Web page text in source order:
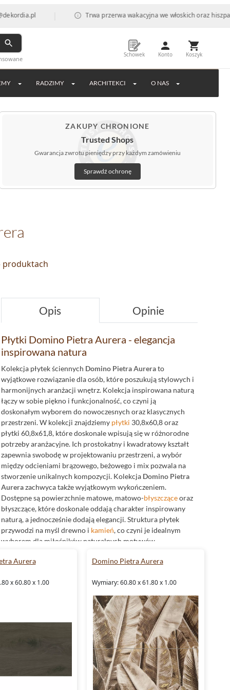
| Trwa przerwa wakacyjna we włoskich oraz hiszpańskich
Schowek Konto Koszyk
RADZIMY ARCHITEKCI O NAS
ZAKUPY CHRONIONE
Trusted Shops
Gwarancja zwrotu pieniędzy przy każdym zamówieniu
Sprawdź ochronę
produktach
Opis Opinie
Płytki Domino Pietra Aurera - elegancja
inspirowana natura
Kolekcja płytek ściennych Domino Pietra Aurerato
wyjątkowe rozwiązanie dla osób, które poszukują stylowych i
harmonijnych aranżacji wnętrz. Kolekcja inspirowana naturą
łączy w sobie piękno i funkcjonalność, co czyni ją
doskonałym wyborem do nowoczesnych oraz klasycznych
przestrzeni. W kolekcji znajdziemy płytki 30,8x60,8 oraz
płytki 60,8x61,8, które doskonale wpisują się w różnorodne
potrzeby aranżacyjne. Ich prostokatny i kwadratowy kształt
zapewnia swobodę w projektowaniu przestrzeni, a wybór
między odcieniami brązowego, beżowego i mix pozwala na
stworzenie unikalnych kompozycji. Kolekcja Domino Pietra
Aurerazachwyca także wyjątkowym wykończeniem.
Dostępne są powierzchnie matowe, matowo-błyszcząceoraz
błyszczące, które doskonale oddają charakter inspirowany
naturą, a jednocześnie dodają elegancji. Struktura płytek
przywodzi na myśl drewno i kamień, co czyni je idealnym
wyborem dla miłośników naturalnych motywów.
Płytki Domino Pietra Aurera - idealne do łazienki
doskonałe rozwiązanie dla osób ceniących sobie połączenie
estetyki z funkcjonalnością. Dzięki zastosowaniu glazury,
płytki te są nie tylko estetyczne, ale także łatwe w utrzymaniu
czystości. Ich matowe, matowo-błyszczące oraz błyszczące
wykończenie pozwala stworzyć zarówno subtelne, jak i
wyraziste aranżacje. Płytki w odcieniach brązowego,
beżowego oraz mix doskonale współgrają z różnymi
elementami wyposażenia łazienki, tworząc harmonijną
przestrzeń. Dodatkowo, kolekcja zawiera dekor, który
umożliwia urozmaicenie ścian i dodanie im unikalnego
Aurera
x 60.80 x 1.00
Domino Pietra Aurera
Wymiary: 60.80 x 61.80 x 1.00